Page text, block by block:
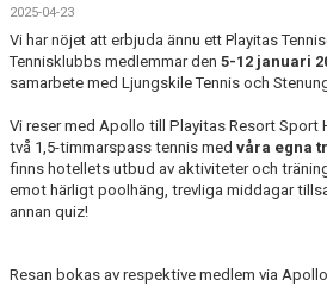
2025-04-23
Vi har nöjet att erbjuda ännu ett Playitas
Tennisklubbs medlemmar den 5-12 januari
samarbete med Ljungskile Tennis och
Vi reser med Apollo till Playitas Resort Sport
två 1,5-timmarspass tennis med våra egna
finns hotellets utbud av aktiviteter och
emot härligt poolhäng, trevliga middagar
annan quiz!
Resan bokas av respektive medlem via